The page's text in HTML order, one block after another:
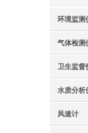
环境监测
气体检测
卫生监督
水质分析
风速计